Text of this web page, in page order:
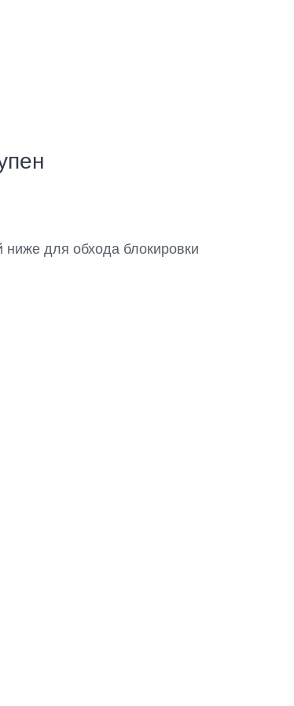
для обхода блокировки